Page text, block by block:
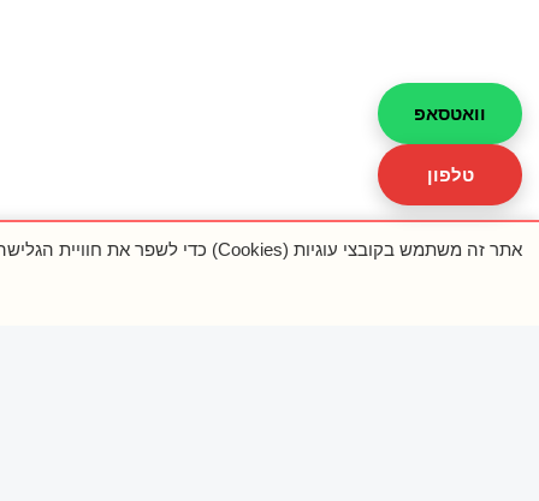
וואטסאפ
טלפון
אתר זה משתמש בקובצי עוגיות (Cookies) כדי לשפר את חוויית הגלישה, למדוד ביצועים ולהתאים תוכן. ניתן לאשר הכול, לדחות הכול או לבחור העדפות.